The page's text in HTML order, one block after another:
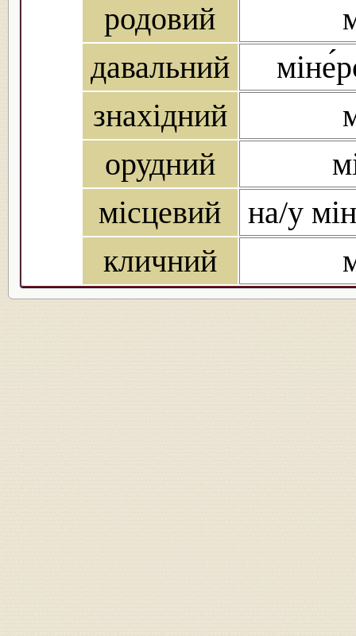
родовий
давальний
знахідний
орудний
місцевий
на/у
кличний